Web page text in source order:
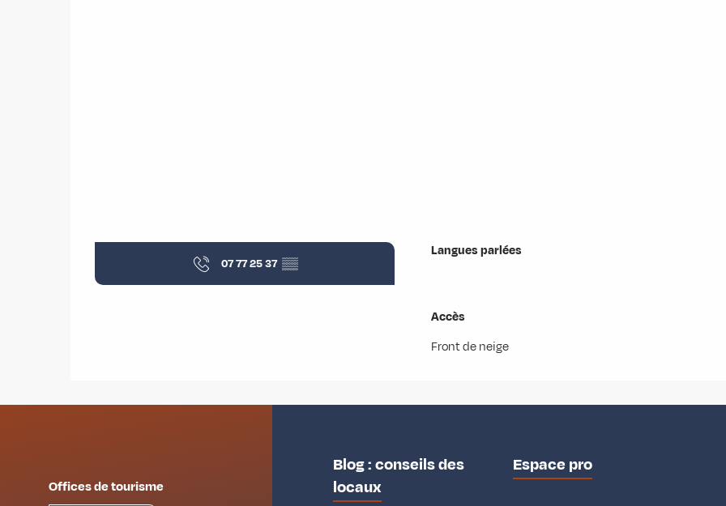
07 77 25 37 ▒▒
Langues parlées
Langues parlées
Accès
Accès
Front de neige
Offices de tourisme
Blog : conseils des
locaux
Espace pro